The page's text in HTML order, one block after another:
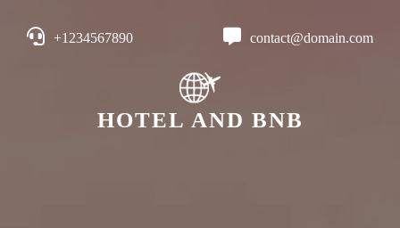
+1234567890 contact@domain.com
HOTEL AND BNB